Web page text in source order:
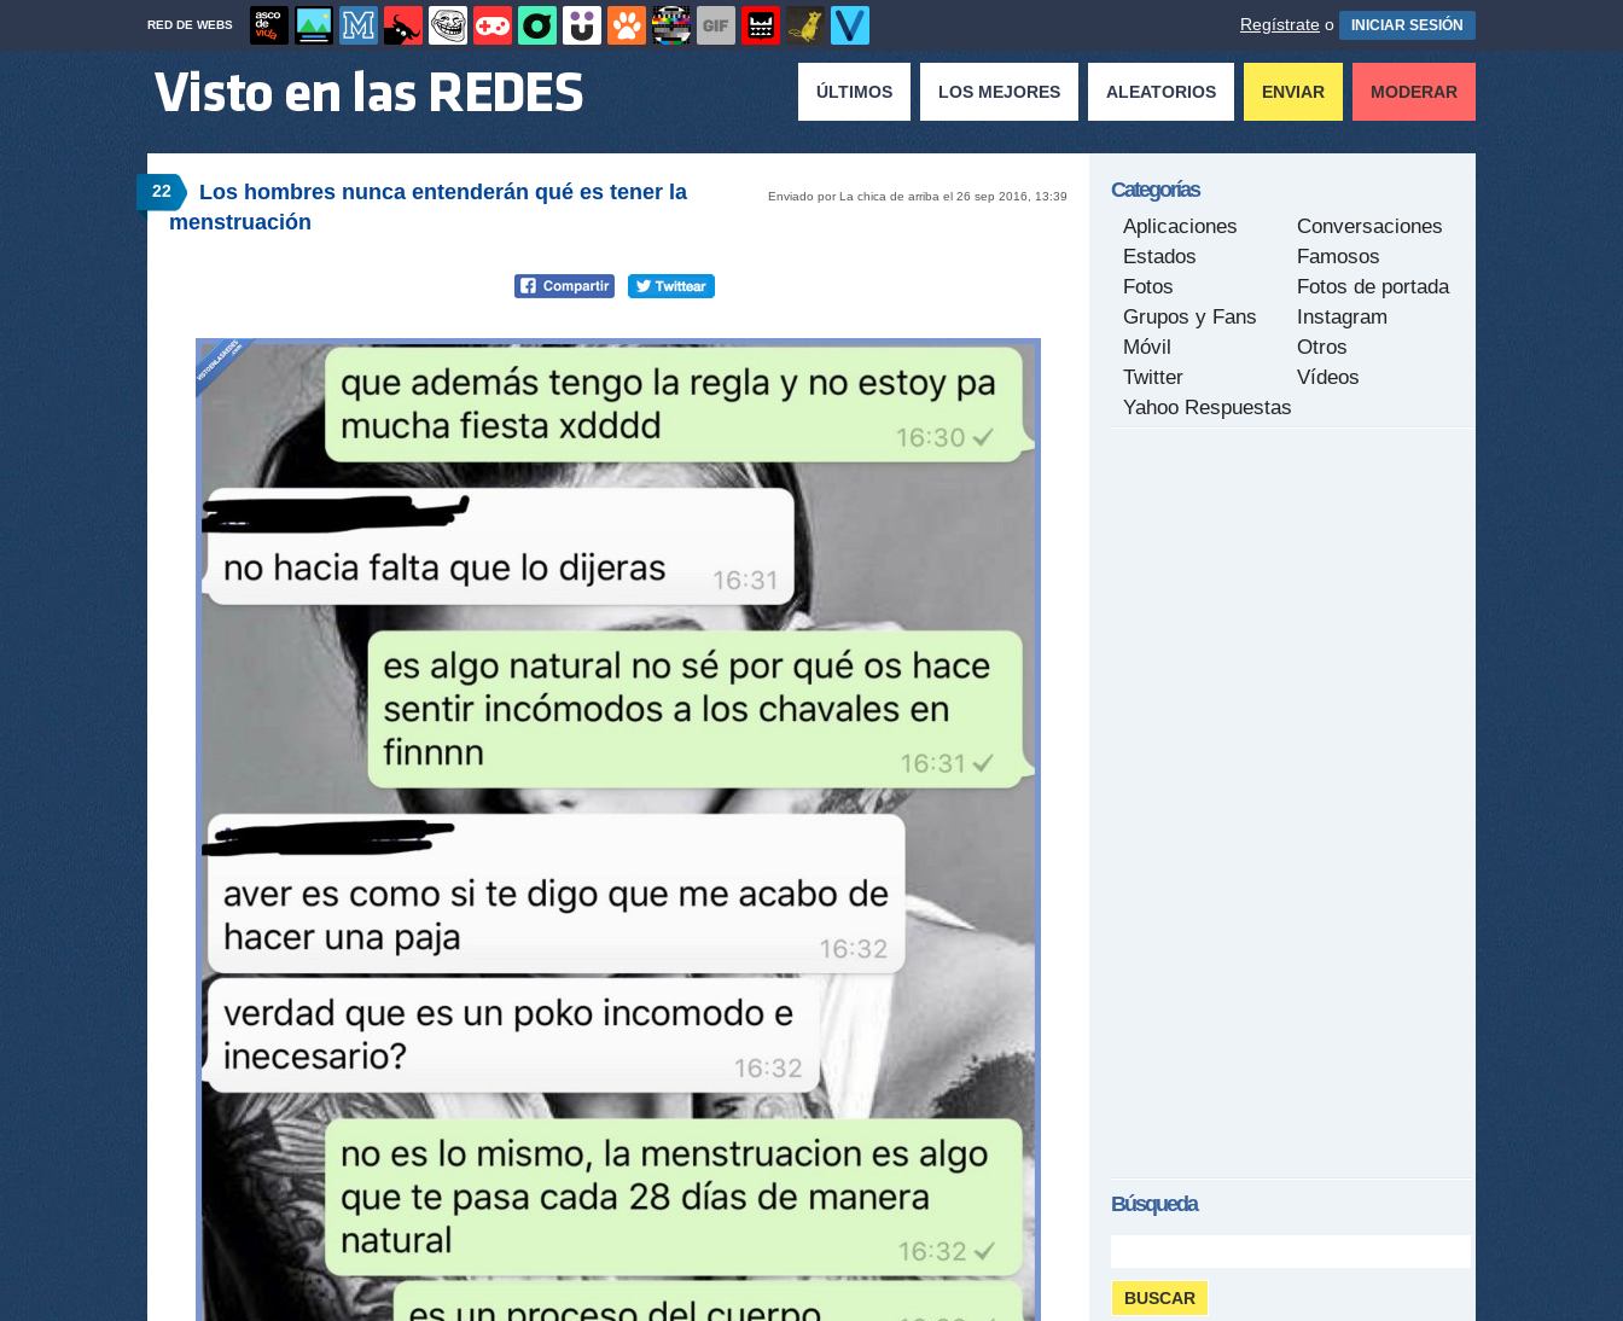
RED DE WEBS Regístrate o INICIAR SESIÓN
ÚLTIMOS LOS MEJORES ALEATORIOS ENVIAR MODERAR
22 Enviado por La chica de arriba el 26 sep 2016, 13:39
Los hombres nunca entenderán qué es tener la
menstruación
Categorías
Aplicaciones
Conversaciones
Estados
Famosos
Fotos
Fotos de portada
Grupos y Fans
Instagram
Móvil
Otros
Twitter
Vídeos
Yahoo Respuestas
Búsqueda